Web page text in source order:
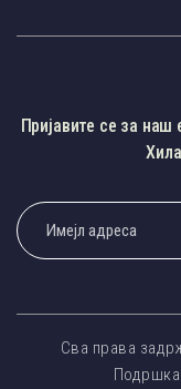
Пријавите се за наш
Сва права